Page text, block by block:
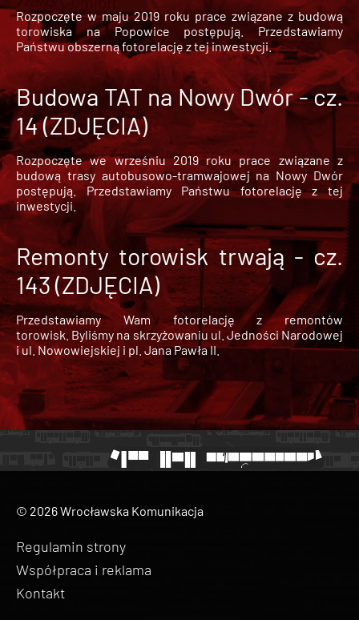
Rozpoczęte w maju 2019 roku prace związane z budową
torowiska na Popowice
postępują. Przedstawiamy
Państwu obszerną fotorelację z tej inwestycji.
Budowa TAT na Nowy Dwór - cz.
14 (ZDJĘCIA)
Rozpoczęte we wrześniu 2019 roku prace związane z
budową trasy autobusowo-tramwajowej na Nowy Dwór
postępują. Przedstawiamy Państwu fotorelację z tej
inwestycji.
Remonty torowisk trwają - cz.
143 (ZDJĘCIA)
Przedstawiamy Wam fotorelację z remontów
torowisk. Byliśmy na skrzyżowaniu ul. Jedności Narodowej
i ul. Nowowiejskiej i pl. Jana Pawła II.
© 2026 Wrocławska Komunikacja
Regulamin strony
Współpraca i reklama
Kontakt